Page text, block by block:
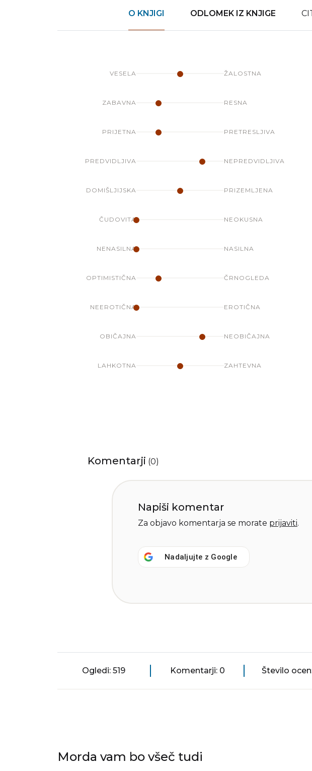
O KNJIGI ODLOMEK IZ KNJIGE
VESELA ŽALOSTNA
ZABAVNA RESNA
PRIJETNA PRETRESLJIVA
PREDVIDLJIVA NEPREDVIDLJIVA
DOMIŠLJIJSKA PRIZEMLJENA
ČUDOVITA NEOKUSNA
NENASILNA NASILNA
OPTIMISTIČNA ČRNOGLEDA
NEEROTIČNA EROTIČNA
OBIČAJNA NEOBIČAJNA
LAHKOTNA ZAHTEVNA
Komentarji (0)
Napiši komentar
Za objavo komentarja se morate prijaviti.
Nadaljujte z Google
Ogledi: 519 Komentarji: 0 Število
Morda vam bo všeč tudi